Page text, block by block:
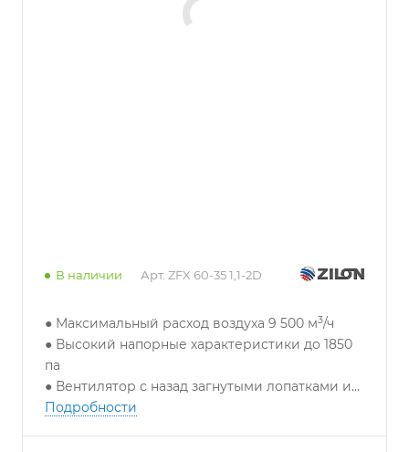
В наличии Арт. ZFX 60-35 1,1-2D
● Максимальный расход воздуха 9 500 м3/ч
● Высокий напорные характеристики до 1850
па
● Вентилятор с назад загнутыми лопатками и
высоким КПД
Подробности